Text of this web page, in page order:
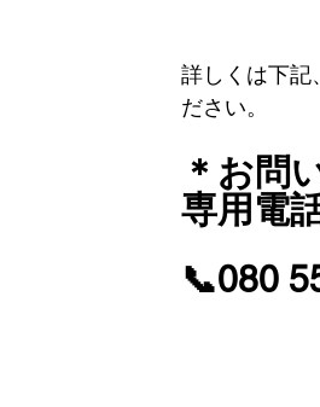
詳しくは下記
ださい。
＊お問
専用電
📞080